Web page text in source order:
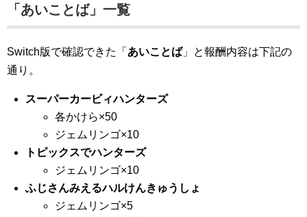
「あいことば」一覧
Switch版で確認できた「 あいことば」と報酬内容は下記の
通り。
スーパーカービィハンターズ
各かけら×50
ジェムリンゴ×10
トピックスでハンターズ
ジェムリンゴ×10
ふじさんみえるハルけんきゅうしょ
ジェムリンゴ×5